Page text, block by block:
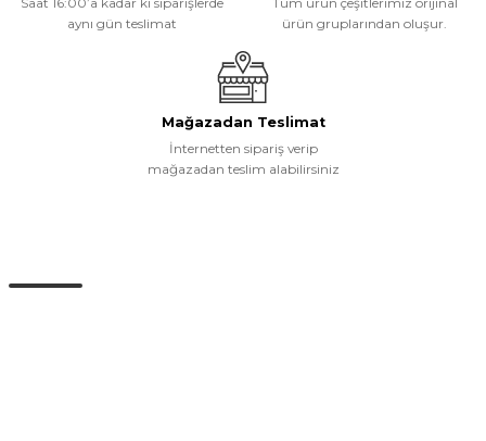
Gönder
aynı gün teslimat
ürün gruplarından oluşur.
Mağazadan Teslimat
İnternetten sipariş verip
mağazadan teslim alabilirsiniz